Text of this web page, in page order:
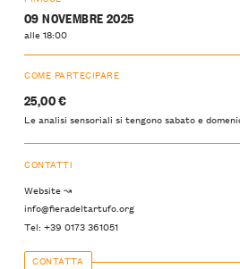
09 NOVEMBRE 2025
alle 18:00
COME PARTECIPARE
25,00 €
Le analisi sensoriali si tengono sabato e
CONTATTI
Website ↝
info@fieradeltartufo.org
Tel: +39 0173 361051
CONTATTA